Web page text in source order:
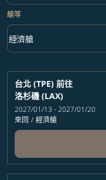
艙等
艙等 option 經濟艙 Selected
經濟艙
keyboard_arrow_down
台北 (TPE) 前往
洛杉磯 (LAX)
2027/01/13 - 2027/01/20
來回 / 經濟艙